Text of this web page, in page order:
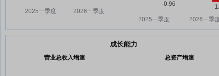
成长能力
营业总收入增速 总资产增速